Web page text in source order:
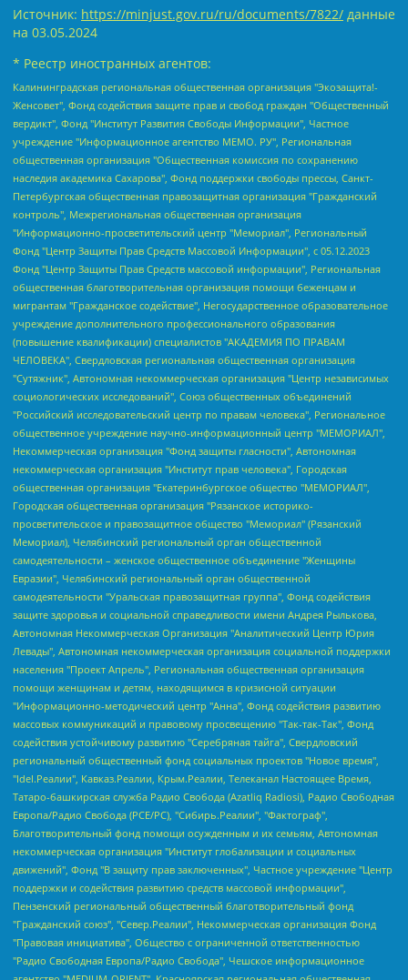
Источник: https://minjust.gov.ru/ru/documents/7822/ данные
на 03.05.2024
* Реестр иностранных агентов:
Калининградская региональная общественная организация "Экозащита!-Женсовет", Фонд содействия защите прав и свобод граждан "Общественный вердикт", Фонд "Институт Развития Свободы Информации", Частное учреждение "Информационное агентство МЕМО. РУ", Региональная общественная организация "Общественная комиссия по сохранению наследия академика Сахарова", Фонд поддержки свободы прессы, Санкт-Петербургская общественная правозащитная организация "Гражданский контроль", Межрегиональная общественная организация "Информационно-просветительский центр "Мемориал", Региональный Фонд "Центр Защиты Прав Средств Массовой Информации", с 05.12.2023 Фонд "Центр Защиты Прав Средств массовой информации", Региональная общественная благотворительная организация помощи беженцам и мигрантам "Гражданское содействие", Негосударственное образовательное учреждение дополнительного профессионального образования (повышение квалификации) специалистов "АКАДЕМИЯ ПО ПРАВАМ ЧЕЛОВЕКА", Свердловская региональная общественная организация "Сутяжник", Автономная некоммерческая организация "Центр независимых социологических исследований", Союз общественных объединений "Российский исследовательский центр по правам человека", Региональное общественное учреждение научно-информационный центр "МЕМОРИАЛ", Некоммерческая организация "Фонд защиты гласности", Автономная некоммерческая организация "Институт прав человека", Городская общественная организация "Екатеринбургское общество "МЕМОРИАЛ", Городская общественная организация "Рязанское историко-просветительское и правозащитное общество "Мемориал" (Рязанский Мемориал), Челябинский региональный орган общественной самодеятельности – женское общественное объединение "Женщины Евразии", Челябинский региональный орган общественной самодеятельности "Уральская правозащитная группа", Фонд содействия защите здоровья и социальной справедливости имени Андрея Рылькова, Автономная Некоммерческая Организация "Аналитический Центр Юрия Левады", Автономная некоммерческая организация социальной поддержки населения "Проект Апрель", Региональная общественная организация помощи женщинам и детям, находящимся в кризисной ситуации "Информационно-методический центр "Анна", Фонд содействия развитию массовых коммуникаций и правовому просвещению "Так-так-Так", Фонд содействия устойчивому развитию "Серебряная тайга", Свердловский региональный общественный фонд социальных проектов "Новое время", "Idel.Реалии", Кавказ.Реалии, Крым.Реалии, Телеканал Настоящее Время, Татаро-башкирская служба Радио Свобода (Azatliq Radiosi), Радио Свободная Европа/Радио Свобода (PCE/PC), "Сибирь.Реалии", "Фактограф", Благотворительный фонд помощи осужденным и их семьям, Автономная некоммерческая организация "Институт глобализации и социальных движений", Фонд "В защиту прав заключенных", Частное учреждение "Центр поддержки и содействия развитию средств массовой информации", Пензенский региональный общественный благотворительный фонд "Гражданский союз", "Север.Реалии", Некоммерческая организация Фонд "Правовая инициатива", Общество с ограниченной ответственностью "Радио Свободная Европа/Радио Свобода", Чешское информационное агентство "MEDIUM-ORIENT", Красноярская региональная общественная организация "Мы против СПИДа", Камалягин Денис Николаевич, Маркелов Сергей Евгеньевич, Пономарев Лев Александрович, Савицкая Людмила Алексеевна, Автономная некоммерческая организация "Центр по работе с проблемой насилия "НАСИЛИЮ.НЕТ", Межрегиональный профессиональный союз работников здравоохранения "Альянс врачей", Юридическое лицо, зарегистрированное в Латвийской Республике, SIA "Medusa Project" (регистрационный номер 40103797863, дата регистрации 10.06.2014), Некоммерческая организация "Фонд по борьбе с коррупцией", Автономная некоммерческая организация "Институт права и публичной политики", Баданин Роман Сергеевич, Гликин Максим Александрович, Железнова Мария Михайловна, Лукьянова Юлия Сергеевна, Маетная Елизавета Витальевна, Маняхин Петр Борисович, Чуракова Ольга Владимировна, Ярош Юлия Петровна, Юридическое лицо "The Insider SIA", зарегистрированное в Риге, Латвийская Республика (дата регистрации 26.06.2015), являющееся администратором доменного имени интернет-издания "The Insider SIA", https://theins.ru, Постернак Алексей Евгеньевич, Рубин Михаил Аркадьевич, Анин Роман Александрович, Юридическое лицо Istories fonds, зарегистрированное в Латвийской Республике (регистрационный номер 50008295751, дата регистрации 24.02.2020), Великовский Дмитрий Александрович, Долинина Ирина Николаевна, Мароховская Алеся Алексеевна, Шлейнов Роман Юрьевич, Шмагун Олеся Валентиновна, Общество с ограниченной ответственностью "Альтаир 2021", Общество с ограниченной ответственностью "Вега 2021", Общество с ограниченной ответственностью "Главный редактор 2021", Общество с ограниченной ответственностью "Ромашки монолит", Важенков Артем Валерьевич, Ивановская областная общественная организация "Центр гендерных исследований", Гурман Юрий Альбертович, Медиапроект "ОВД-Инфо", Егоров Владимир Владимирович, Жилинский Владимир Александрович, Общество с ограниченной ответственностью "ЗП", Иванова София Юрьевна, Карезина Инна Павловна, Кильтау Екатерина Викторовна, Петров Алексей Викторович, Пискунов Сергей Евгеньевич, Смирнов Сергей Сергеевич, Тихонов Михаил Сергеевич, Общество с ограниченной ответственностью "ЖУРНАЛИСТ-ИНОСТРАННЫЙ АГЕНТ", Арапова Галина Юрьевна, Вольтская Татьяна Анатольевна, Американская компания "Mason G.E.S. Anonymous Foundation" (США), являющаяся владельцем интернет-издания https://mnews.world/, Компания "Stichting Bellingcat", зарегистрированная в Нидерландах (дата регистрации 11.07.2018), Захаров Андрей Вячеславович, Клепиковская Екатерина Дмитриевна, Общество с ограниченной ответственностью "МЕМО", Перл Роман Александрович, Симонов Евгений Алексеевич, Соловьева Елена Анатольевна, Сотников Даниил Владимирович, Сурначева Елизавета Дмитриевна, Автономная некоммерческая организация по защите прав человека и информированию населения "Якутия – Наше Мнение", Общество с ограниченной ответственностью "Москоу диджитал медиа", с 26.01.2023 Общество с ограниченной ответственностью "Чайка Белые сады", Ветошкина Валерия Валерьевна, Заговора Максим Александрович, Межрегиональное общественное движение "Российская ЛГБТ - сеть", Оленичев Максим Владимирович, Павлов Иван Юрьевич, Скворцова Елена Сергеевна, Общество с ограниченной ответственностью "Как бы инагент", Кочетков Игорь Викторович, Общество с ограниченной ответственностью "Честные выборы", Еланчик Олег Александрович, Общество с ограниченной ответственностью "Нобелевский призыв", Гималова Регина Эмилевна, Григорьев Андрей Валерьевич, Григорьева Алина Александровна, Ассоциация по содействию защите прав призывников, альтернативнослужащих и военнослужащих "Правозащитная группа "Гражданин.Армия.Право", Хисамова Регина Фаритовна, Автономная некоммерческая организация по реализации социально-правовых программ "Лилит", Дальневосточное общественное движение "Маяк", Санкт-Петербургская ЛГБТ-инициативная группа "Выход", Инициативная группа ЛГБТ+ "Реверс", Алексеев Андрей Викторович, Бекбулатова Таисия Львовна, Беляев Иван Михайлович, Владыкина Елена Сергеевна, Гельман Марат Александрович, Никульшина Вероника Юрьевна, Толоконникова Надежда Андреевна, Шендерович Виктор Анатольевич, Общество с ограниченной ответственностью "Данное сообщение", Общество с ограниченной ответственностью Издательский дом "Новая глава", Айнбиндер Александра Александровна, Московский комьюнити-центр для ЛГБТ+инициатив, Благотворительный фонд развития филантропии, Deutsche Welle (Германия, Kurt-Schumacher-Strasse 3, 53113 Bonn), Борзунова Мария Михайловна, Воробьев Виктор Викторович, Голубева Анна Львовна, Константинова Алла Михайловна, Малкова Ирина Владимировна, Мурадов Мурад Абдулгалимович, Осетинская Елизавета Николаевна, Понасенков Евгений Николаевич, Ганапольский Матвей Юрьевич, Киселев Евгений Алексеевич, Борухович Ирина Григорьевна, Дремин Иван Тимофеевич, Дубровский Дмитрий Викторович, Красноярская региональная общественная организация поддержки и развития альтернативных образовательных технологий и межкультурных коммуникаций "ИНТЕРРА", Маяковская Екатерина Алексеевна, Фейгин Марк Захарович, Филимонов Андрей Викторович, Дзугкоева Регина Николаевна, Доброхотов Роман Александрович, Дудь Юрий Александрович, Елкин Сергей Владимирович, Кругликов Кирилл Игоревич, Сабунаева Мария Леонидовна, Семенов Алексей Владимирович, Шаинян Карен Багратович, Шульман Екатерина Михайловна, Асафьев Артур Валерьевич, Вахштайн Виктор Семенович, Венедиктов Алексей Алексеевич, Лушникова Екатерина Евгеньевна, Волков Леонид Михайлович, Невзоров Александр Глебович, Пархоменко Сергей Борисович, Сироткин Ярослав Николаевич, Кара-Мурза Владимир Владимирович, Баранова Наталья Владимировна, Гозман Леонид Яковлевич, Кагарлицкий Борис Юльевич, Климарев Михаил Валерьевич, Милов Владимир Станиславович, Автономная некоммерческая организация Краснодарский центр современного искусства "Типография", Моргенштерн Алишер Тагирович, Соболь Любовь Эдуардовна, Общество с ограниченной ответственностью "ЛИЗА НОРМ", Каспаров Гарри Кимович, Ходорковский Михаил Борисович, Общество с ограниченной ответственностью "Апрельские тезисы", Данилович Ирина Брониславовна, Кашин Олег Владимирович, Петров Николай Владимирович, Пивоваров Алексей Владимирович, Соколов Михаил Владимирович, Цветкова Юлия Владимировна, Чичваркин Евгений Александрович, Комитет против пыток/Команда против пыток, Общество с ограниченной ответственностью "Первый научный", Общество с ограниченной ответственностью "Вертолет и ко", Белоцерковская Вероника Борисовна, Кац Максим Евгеньевич, Лазарева Татьяна Юрьевна, Шаведдинов Руслан Табризович, Яшин Илья Валерьевич, Общество с ограниченной ответственностью "Иноагент ААВ", Алешковский Дмитрий Петрович, Альбац Евгения Марковна, Быков Дмитрий Львович, Галямина Юлия Евгеньевна, Лойко Сергей Леонидович, Мартынов Кирилл Константинович, Медведев Сергей Александрович, Крашенинников Федор Геннадиевич, Гордеева Катерина Вл